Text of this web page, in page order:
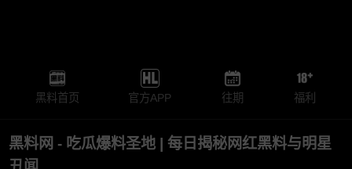
黑料首页 官方APP 往期 福利
黑料网 - 吃瓜爆料圣地 | 每日揭秘网红黑料与明星